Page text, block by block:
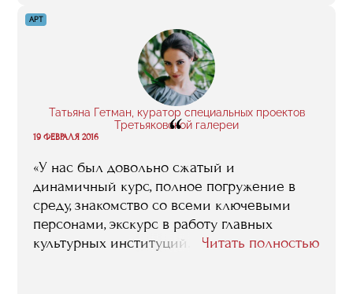
профессионалами спортивной индустрии,
какие только у нас в стране есть. Эту
возможность общения, установления
контактов, деловых связей с этими людьми,
с клубами, с федерациями, с компаниями,
где они работают, я всех потенциальных
абитуриентов призываю высоко ценить, и
АРТ
Татьяна Гетман, куратор специальных проектов
Третьяковской галереи
“
19 ФЕВРАЛЯ 2016
«У нас был довольно сжатый и
динамичный курс, полное погружение в
среду, знакомство со всеми ключевыми
персонами, экскурс в работу главных
культурных институций. После окончания
Читать полностью